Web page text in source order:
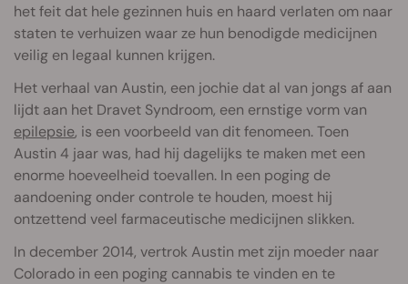
het feit dat hele gezinnen huis en haard verlaten om naar
staten te verhuizen waar ze hun benodigde medicijnen
veilig en legaal kunnen krijgen.
Het verhaal van Austin, een jochie dat al van jongs af aan
lijdt aan het Dravet Syndroom, een ernstige vorm van
epilepsie, is een voorbeeld van dit fenomeen. Toen
Austin 4 jaar was, had hij dagelijks te maken met een
enorme hoeveelheid toevallen. In een poging de
aandoening onder controle te houden, moest hij
ontzettend veel farmaceutische medicijnen slikken.
In december 2014, vertrok Austin met zijn moeder naar
Colorado in een poging cannabis te vinden en te